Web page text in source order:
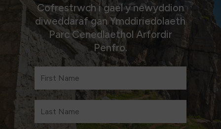
Cofrestrwch i gael y newyddion
diweddaraf gan Ymddiriedolaeth
Parc Cenedlaethol Arfordir
Penfro.